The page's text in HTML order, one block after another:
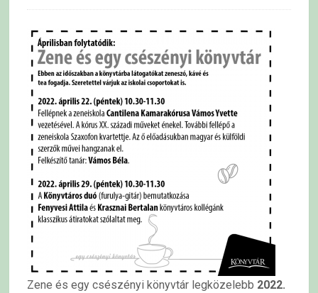
Zene és egy csészényi könyvtár legközelebb 2022.